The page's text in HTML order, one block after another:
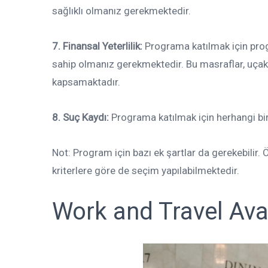
sağlıklı olmanız gerekmektedir.
7. Finansal Yeterlilik: Programa katılmak için
sahip olmanız gerekmektedir. Bu masraflar,
kapsamaktadır.
8. Suç Kaydı: Programa katılmak için herhangi
Not: Program için bazı ek şartlar da
kriterlere göre de seçim yapılabilmektedir.
Work and Travel